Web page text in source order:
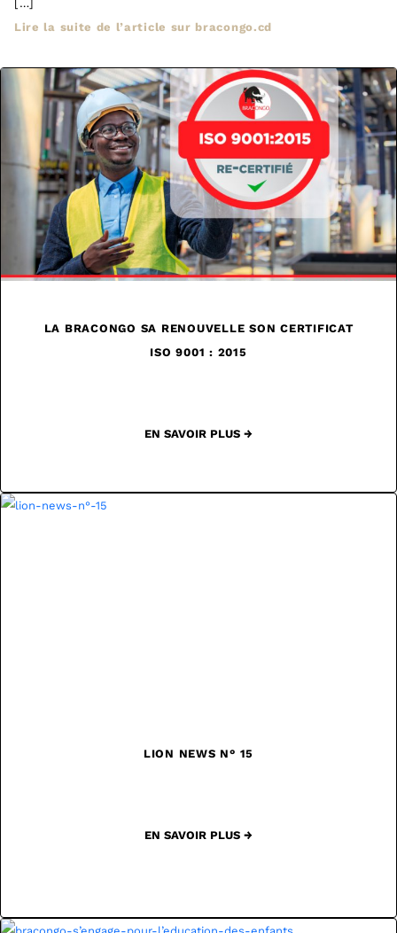
[…]
Lire la suite de l’article sur bracongo.cd
LA BRACONGO SA RENOUVELLE SON CERTIFICAT
ISO 9001 : 2015
EN SAVOIR PLUS →
LION NEWS N° 15
EN SAVOIR PLUS →